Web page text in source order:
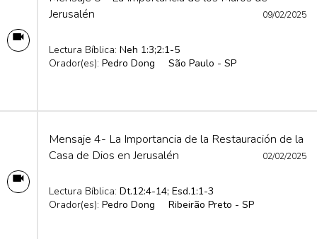
Jerusalén
09/02/2025
Lectura Bíblica: Neh 1:3;2:1-5
Orador(es): Pedro Dong São Paulo - SP
Mensaje 4- La Importancia de la Restauración de la
Casa de Dios en Jerusalén
02/02/2025
Lectura Bíblica: Dt.12:4-14; Esd.1:1-3
Orador(es): Pedro Dong Ribeirão Preto - SP